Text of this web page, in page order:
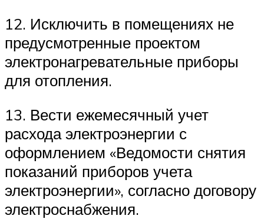
12. Исключить в помещениях не
предусмотренные проектом
электронагревательные приборы
для отопления.
13. Вести ежемесячный учет
расхода электроэнергии с
оформлением «Ведомости снятия
показаний приборов учета
электроэнергии», согласно договору
электроснабжения.